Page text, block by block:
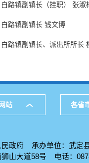
白路镇副镇长（挂职） 张淑
白路镇副镇长 钱文博
白路镇副镇长、派出所所长
站 各省
民政府 承办单位：武定
狮山大道58号 电话：